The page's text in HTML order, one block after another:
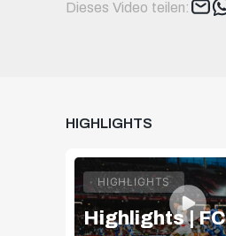
Dieses Video teilen:
HIGHLIGHTS
HIGHLIGHTS
Highlights |